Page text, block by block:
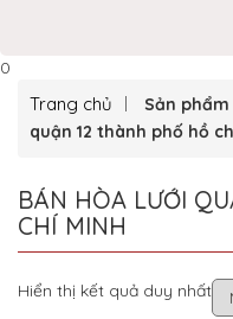
0
Trang chủ
Sản
quận 12 thành phố hồ
BÁN HÒA LƯỚI
CHÍ MINH
Hiển thị kết quả duy nhất